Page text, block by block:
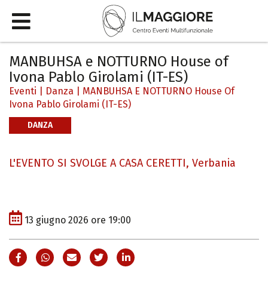
MANBUHSA e NOTTURNO House of
Ivona Pablo Girolami (IT-ES)
Eventi Danza
MANBUHSA E NOTTURNO House Of
Ivona Pablo Girolami (IT-ES)
DANZA
L'EVENTO SI SVOLGE A CASA CERETTI, Verbania
13 giugno 2026 ore 19:00